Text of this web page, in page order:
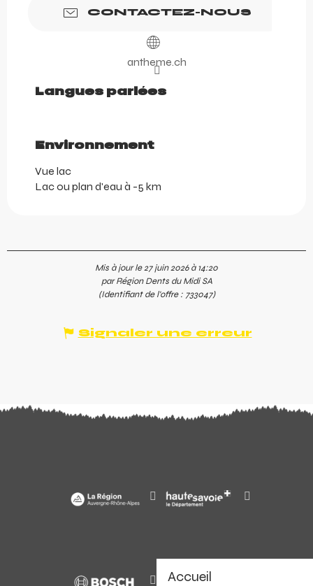
Accueil
CONTACTEZ-NOUS
antheme.ch
Langues parlées
Langues parlées
Environnement
Environnement
Vue lac
Lac ou plan d'eau à -5 km
Mis à jour le 27 juin 2026 à 14:20
par Région Dents du Midi SA
(Identifiant de l'offre : 733047)
Signaler une erreur